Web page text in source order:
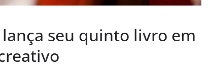
seu quinto livro em